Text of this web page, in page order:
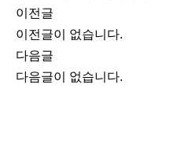
e
이전글
이전글이 없습니다.
다음글
다음글이 없습니다.